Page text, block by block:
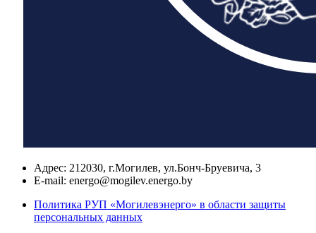
Адрес: 212030, г.Могилев, ул.Бонч-Бруевича, 3
E-mail: energo@mogilev.energo.by
Политика РУП «Могилевэнерго» в области защиты
персональных данных